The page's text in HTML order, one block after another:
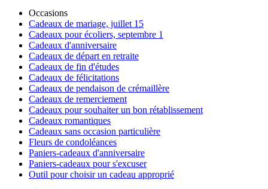
Occasions
Cadeaux de mariage, juillet 15
Cadeaux pour écoliers, septembre 1
Cadeaux d'anniversaire
Cadeaux de départ en retraite
Cadeaux de fin d'études
Cadeaux de félicitations
Cadeaux de pendaison de crémaillère
Cadeaux de remerciement
Cadeaux pour souhaiter un bon rétablissement
Cadeaux romantiques
Cadeaux sans occasion particulière
Fleurs de condoléances
Paniers-cadeaux d'anniversaire
Paniers-cadeaux pour s'excuser
Outil pour choisir un cadeau approprié